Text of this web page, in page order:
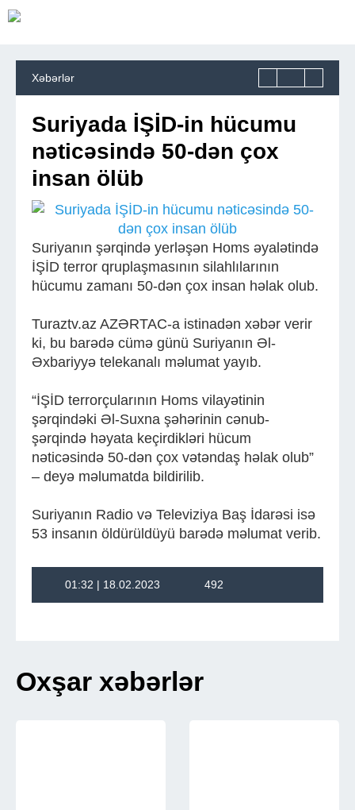
Xəbərlər
Suriyada İŞİD-in hücumu
nəticəsində 50-dən çox
insan ölüb
Suriyanın şərqində yerləşən Homs əyalətində
İŞİD terror qruplaşmasının silahlılarının
hücumu zamanı 50-dən çox insan həlak olub.
Turaztv.az AZƏRTAC-a istinadən xəbər verir
ki, bu barədə cümə günü Suriyanın Əl-
Əxbariyyə telekanalı məlumat yayıb.
“İŞİD terrorçularının Homs vilayətinin
şərqindəki Əl-Suxna şəhərinin cənub-
şərqində həyata keçirdikləri hücum
nəticəsində 50-dən çox vətəndaş həlak olub”
– deyə məlumatda bildirilib.
Suriyanın Radio və Televiziya Baş İdarəsi isə
53 insanın öldürüldüyü barədə məlumat verib.
01:32 | 18.02.2023 492
Oxşar xəbərlər